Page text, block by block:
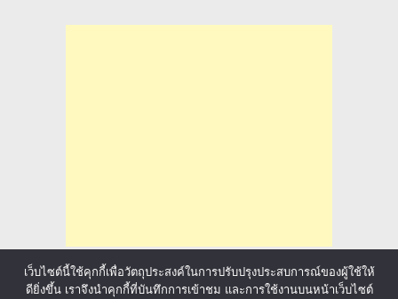
เว็บไซต์นี้ใช้คุกกี้เพื่อวัตถุประสงค์ในการปรับปรุงประสบการณ์ของผู้ใช้ให้
ดียิ่งขึ้น เราจึงนำคุกกี้ที่บันทึกการเข้าชม และการใช้งานบนหน้าเว็บไซต์